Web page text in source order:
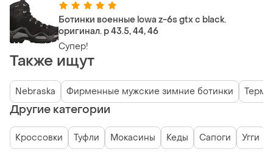
Ботинки военные lowa z-6s gtx c black.
оригинал. р 43.5, 44, 46
Супер!
Также ищут
Nebraska Фирменные мужские зимние ботинки Термо
Другие категории
Кроссовки Туфли Мокасины Кеды Сапоги Угги